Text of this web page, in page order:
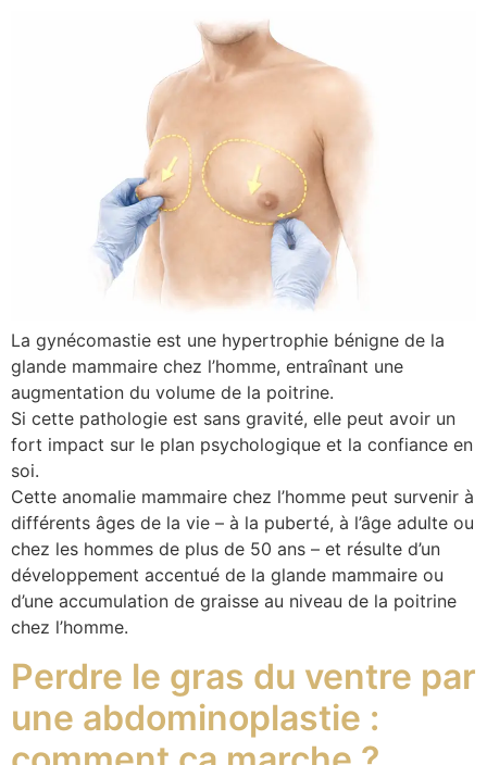
La gynécomastie est une hypertrophie bénigne de la
glande mammaire chez l’homme, entraînant une
augmentation du volume de la poitrine.
Si cette pathologie est sans gravité, elle peut avoir un
fort impact sur le plan psychologique et la confiance en
soi.
Cette anomalie mammaire chez l’homme peut survenir à
différents âges de la vie – à la puberté, à l’âge adulte ou
chez les hommes de plus de 50 ans – et résulte d’un
développement accentué de la glande mammaire ou
d’une accumulation de graisse au niveau de la poitrine
chez l’homme.
Perdre le gras du ventre par
une abdominoplastie :